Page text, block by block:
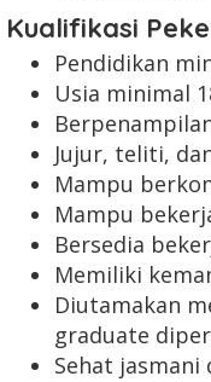
Kualifikasi
Pendidikan
Usia minimal
Jujur, teliti,
Mampu
Mampu
Bersedia
Memiliki
Diutamakan
graduate
Sehat jasmani